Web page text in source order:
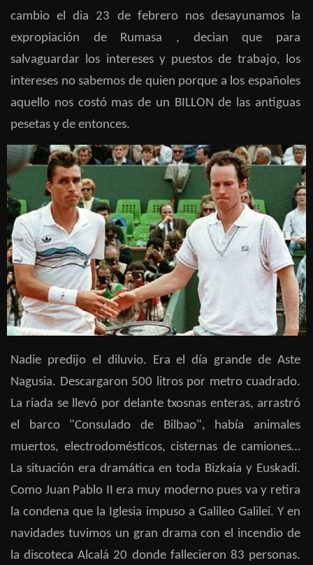
cambio el dia 23 de febrero nos desayunamos la
expropiación de Rumasa , decian que para
salvaguardar los intereses y puestos de trabajo, los
intereses no sabemos de quien porque a los españoles
aquello nos costó mas de un BILLON de las antiguas
pesetas y de entonces.
Nadie predijo el diluvio. Era el día grande de Aste
Nagusia. Descargaron 500 litros por metro cuadrado.
La riada se llevó por delante txosnas enteras, arrastró
el barco "Consulado de Bilbao", había animales
muertos, electrodomésticos, cisternas de camiones…
La situación era dramática en toda Bizkaia y Euskadi.
Como Juan Pablo II era muy moderno pues va y retira
la condena que la Iglesia impuso a Galileo Galilei. Y en
navidades tuvimos un gran drama con el incendio de
la discoteca Alcalá 20 donde fallecieron 83 personas.